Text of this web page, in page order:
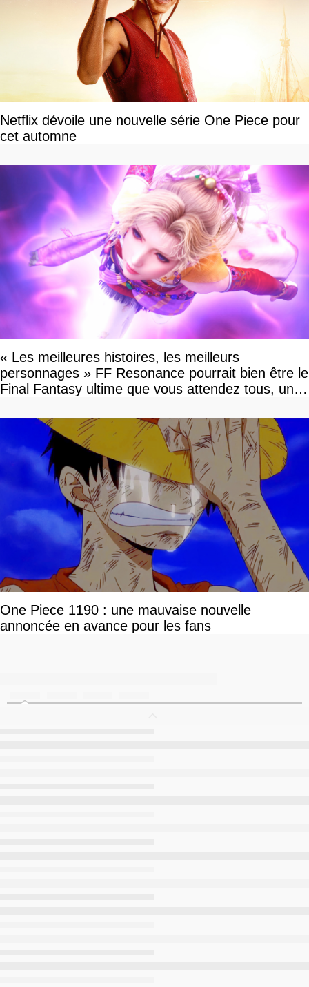
Netflix dévoile une nouvelle série One Piece pour
cet automne
« Les meilleures histoires, les meilleurs
personnages » FF Resonance pourrait bien être le
Final Fantasy ultime que vous attendez tous, un
Notre interview exclusive
One Piece 1190 : une mauvaise nouvelle
annoncée en avance pour les fans